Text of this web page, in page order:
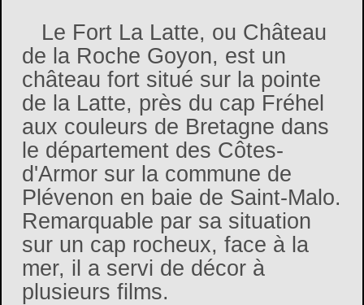
Le Fort La Latte, ou Château
de la Roche Goyon, est un
château fort situé sur la pointe
de la Latte, près du cap Fréhel
aux couleurs de Bretagne dans
le département des Côtes-
d'Armor sur la commune de
Plévenon en baie de Saint-Malo.
Remarquable par sa situation
sur un cap rocheux, face à la
mer, il a servi de décor à
plusieurs films.